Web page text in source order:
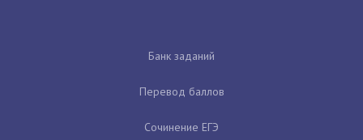
Банк заданий
Перевод баллов
Сочинение ЕГЭ